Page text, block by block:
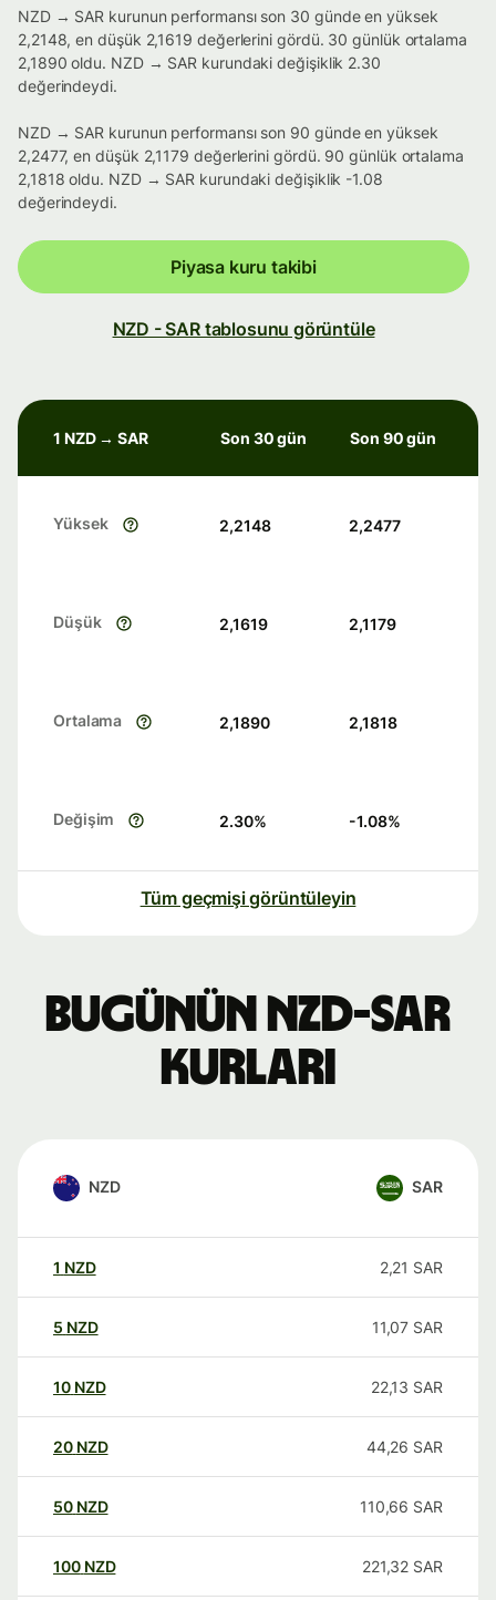
NZD → SAR kurunun performansı son 30 günde en yüksek
2,2148, en düşük 2,1619 değerlerini gördü. 30 günlük ortalama
2,1890 oldu. NZD → SAR kurundaki değişiklik 2.30
değerindeydi.
NZD → SAR kurunun performansı son 90 günde en yüksek
2,2477, en düşük 2,1179 değerlerini gördü. 90 günlük ortalama
2,1818 oldu. NZD → SAR kurundaki değişiklik -1.08
değerindeydi.
Piyasa kuru takibi
NZD - SAR tablosunu görüntüle
1 NZD → SAR Son 30 gün Son 90 gün
Yüksek 2,2148 2,2477
Düşük 2,1619 2,1179
Ortalama 2,1890 2,1818
Değişim 2.30% -1.08%
Tüm geçmişi görüntüleyin
Bugünün NZD-SAR
kurları
NZD SAR
1 NZD 2,21 SAR
5 NZD 11,07 SAR
10 NZD 22,13 SAR
20 NZD 44,26 SAR
50 NZD 110,66 SAR
100 NZD 221,32 SAR